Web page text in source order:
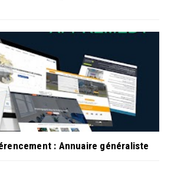
: Annuaire généraliste